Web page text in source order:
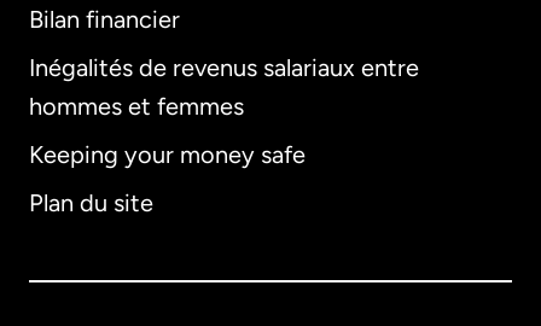
Bilan financier
Inégalités de revenus salariaux entre
hommes et femmes
Keeping your money safe
Plan du site
International
Allemagne